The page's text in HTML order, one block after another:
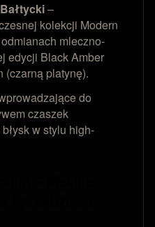
–
kolekcji Modern
mleczno-
edycji Black Amber
(czarną platynę).
do
czaszek
w stylu high-